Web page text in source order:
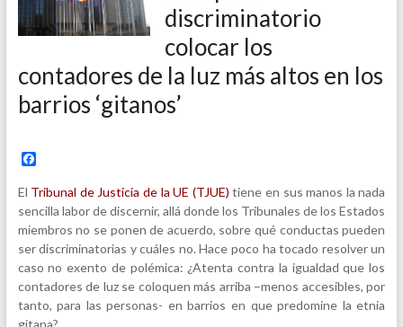
discriminatorio
colocar los
contadores de la luz más altos en los
barrios ‘gitanos’
F
c
e
b
o
o
k
El Tribunal de Justicia de la UE (TJUE) tiene en sus manos la nada
sencilla labor de discernir, allá donde los Tribunales de los Estados
miembros no se ponen de acuerdo, sobre qué conductas pueden
ser discriminatorias y cuáles no. Hace poco ha tocado resolver un
caso no exento de polémica: ¿Atenta contra la igualdad que los
contadores de luz se coloquen más arriba –menos accesibles, por
tanto, para las personas- en barrios en que predomine la etnia
gitana?